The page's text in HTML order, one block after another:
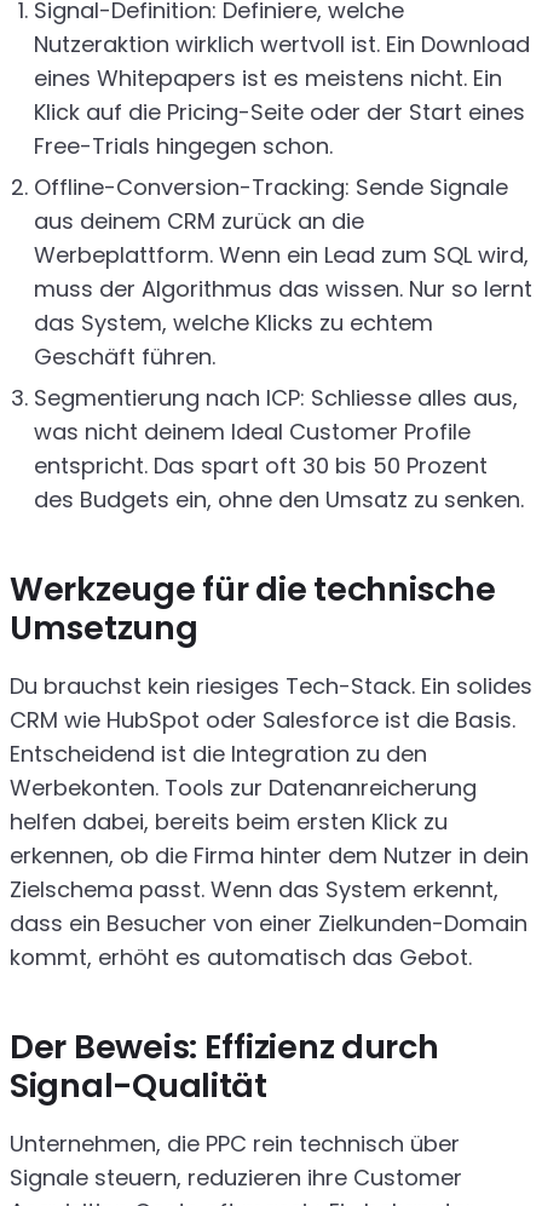
Signal-Definition: Definiere, welche
Nutzeraktion wirklich wertvoll ist. Ein Download
eines Whitepapers ist es meistens nicht. Ein
Klick auf die Pricing-Seite oder der Start eines
Free-Trials hingegen schon.
Offline-Conversion-Tracking: Sende Signale
aus deinem CRM zurück an die
Werbeplattform. Wenn ein Lead zum SQL wird,
muss der Algorithmus das wissen. Nur so lernt
das System, welche Klicks zu echtem
Geschäft führen.
Segmentierung nach ICP: Schliesse alles aus,
was nicht deinem Ideal Customer Profile
entspricht. Das spart oft 30 bis 50 Prozent
des Budgets ein, ohne den Umsatz zu senken.
Werkzeuge für die technische
Umsetzung
Du brauchst kein riesiges Tech-Stack. Ein solides
CRM wie HubSpot oder Salesforce ist die Basis.
Entscheidend ist die Integration zu den
Werbekonten. Tools zur Datenanreicherung
helfen dabei, bereits beim ersten Klick zu
erkennen, ob die Firma hinter dem Nutzer in dein
Zielschema passt. Wenn das System erkennt,
dass ein Besucher von einer Zielkunden-Domain
kommt, erhöht es automatisch das Gebot.
Der Beweis: Effizienz durch
Signal-Qualität
Unternehmen, die PPC rein technisch über
Signale steuern, reduzieren ihre Customer